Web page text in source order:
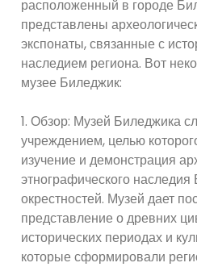
расположенный в городе
представлены
экспонаты, связанные с
наследием региона. Вот
музее Биледжик:
1. Обзор: Музей Биледжика
учреждением, целью
изучение и демонстрация
этнографического
окрестностей. Музей дает
представление о древних
исторических периодах и
которые сформировали